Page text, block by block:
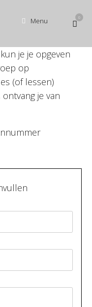
Menu Bekijk
0
je je opgeven
op
(of lessen)
je van